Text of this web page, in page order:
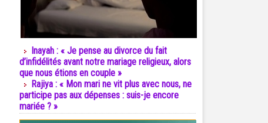
Inayah : « Je pense au divorce du fait
d’infidélités avant notre mariage religieux, alors
que nous étions en couple »
Rajiya : « Mon mari ne vit plus avec nous, ne
participe pas aux dépenses : suis-je encore
mariée ? »